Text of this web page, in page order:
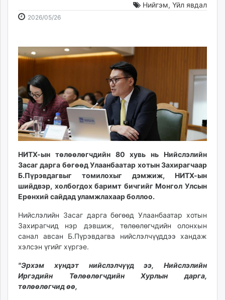
news.mn
zindaa.mn
tovch.mn
ikon.mn
Livetv.mn
Eguur.mn
24tsag.mn
shuud.mn
eagle.mn
zarig.mn
today.mn
zuv.mn
mminfo.mn
urlag.mn
unen.mn
asu.mn
shuurhai.mn
unuudur.mn
Нийгэм, Үйл явдал
2026/05/262026-
15:52:13
2026-
00:16:29
НИТХ-ын төлөөлөгчдийн 80 хувь нь Нийслэлийн
Засаг дарга бөгөөд Улаанбаатар хотын Захирагчаар
Б.Пүрэвдагвыг томилохыг дэмжиж, НИТХ-ын
шийдвэр, холбогдох баримт бичгийг Монгол Улсын
Ерөнхий сайдад уламжлахаар боллоо.
Нийслэлийн Засаг дарга бөгөөд Улаанбаатар хотын
Захирагчид нэр дэвшиж, төлөөлөгчдийн олонхын
санал авсан Б.Пүрэвдагва нийслэлчүүддээ хандаж
хэлсэн үгийг хүргэе.
"Эрхэм хүндэт нийслэлчүүд ээ, Нийслэлийн
Иргэдийн Төлөөлөгчдийн Хурлын дарга,
төлөөлөгчид өө,